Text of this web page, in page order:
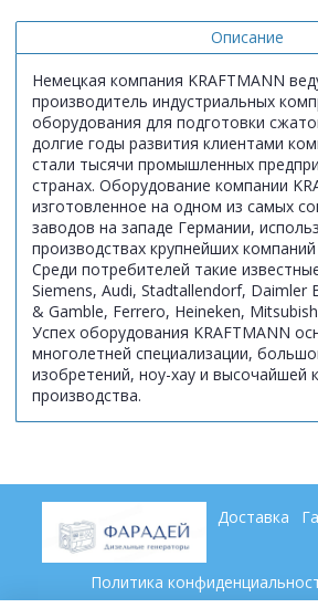
Описание
Немецкая компания KRAFTMANN
производитель индустриальных
оборудования для подготовки
долгие годы развития клиентами
стали тысячи промышленных
странах. Оборудование компании
изготовленное на одном из самых
заводов на западе Германии,
производствах крупнейших
Среди потребителей такие
Siemens, Audi, Stadtallendorf, Daimler
& Gamble, Ferrero, Heineken,
Успех оборудования KRAFTMANN
многолетней специализации,
изобретений, ноу-хау и высочайшей
производства.
Доставка
Политика